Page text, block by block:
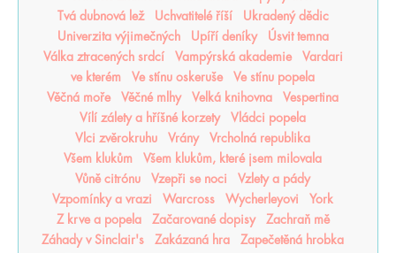
Tvá dubnová lež
Uchvatitelé říší
Ukradený dědic
Univerzita výjimečných
Upíří deníky
Úsvit temna
Válka ztracených srdcí
Vampýrská akademie
Vardari
ve kterém
Ve stínu oskeruše
Ve stínu popela
Věčná moře
Věčné mlhy Velká knihovna
Vespertina
Vílí zálety a hříšné korzety
Vládci popela
Vlci zvěrokruhu
Vrány
Vrcholná republika
Všem klukům
Všem klukům, které jsem milovala
Vůně citrónu
Vzepři se noci
Vzlety a pády
Vzpomínky a vrazi
Warcross Wycherleyovi
York
Z krve a popela
Začarované dopisy
Zachraň mě
Záhady v Sinclair's
Zakázaná hra
Zapečetěná hrobka